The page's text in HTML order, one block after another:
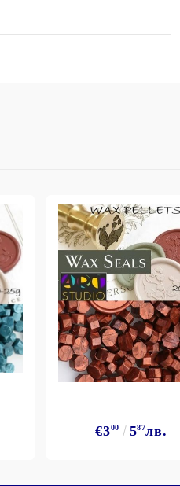
Ембосинг пудри
Шаблони за релеф и
мастила
Инструменти за релеф
Папки за релеф и ембос
€300 587лв.